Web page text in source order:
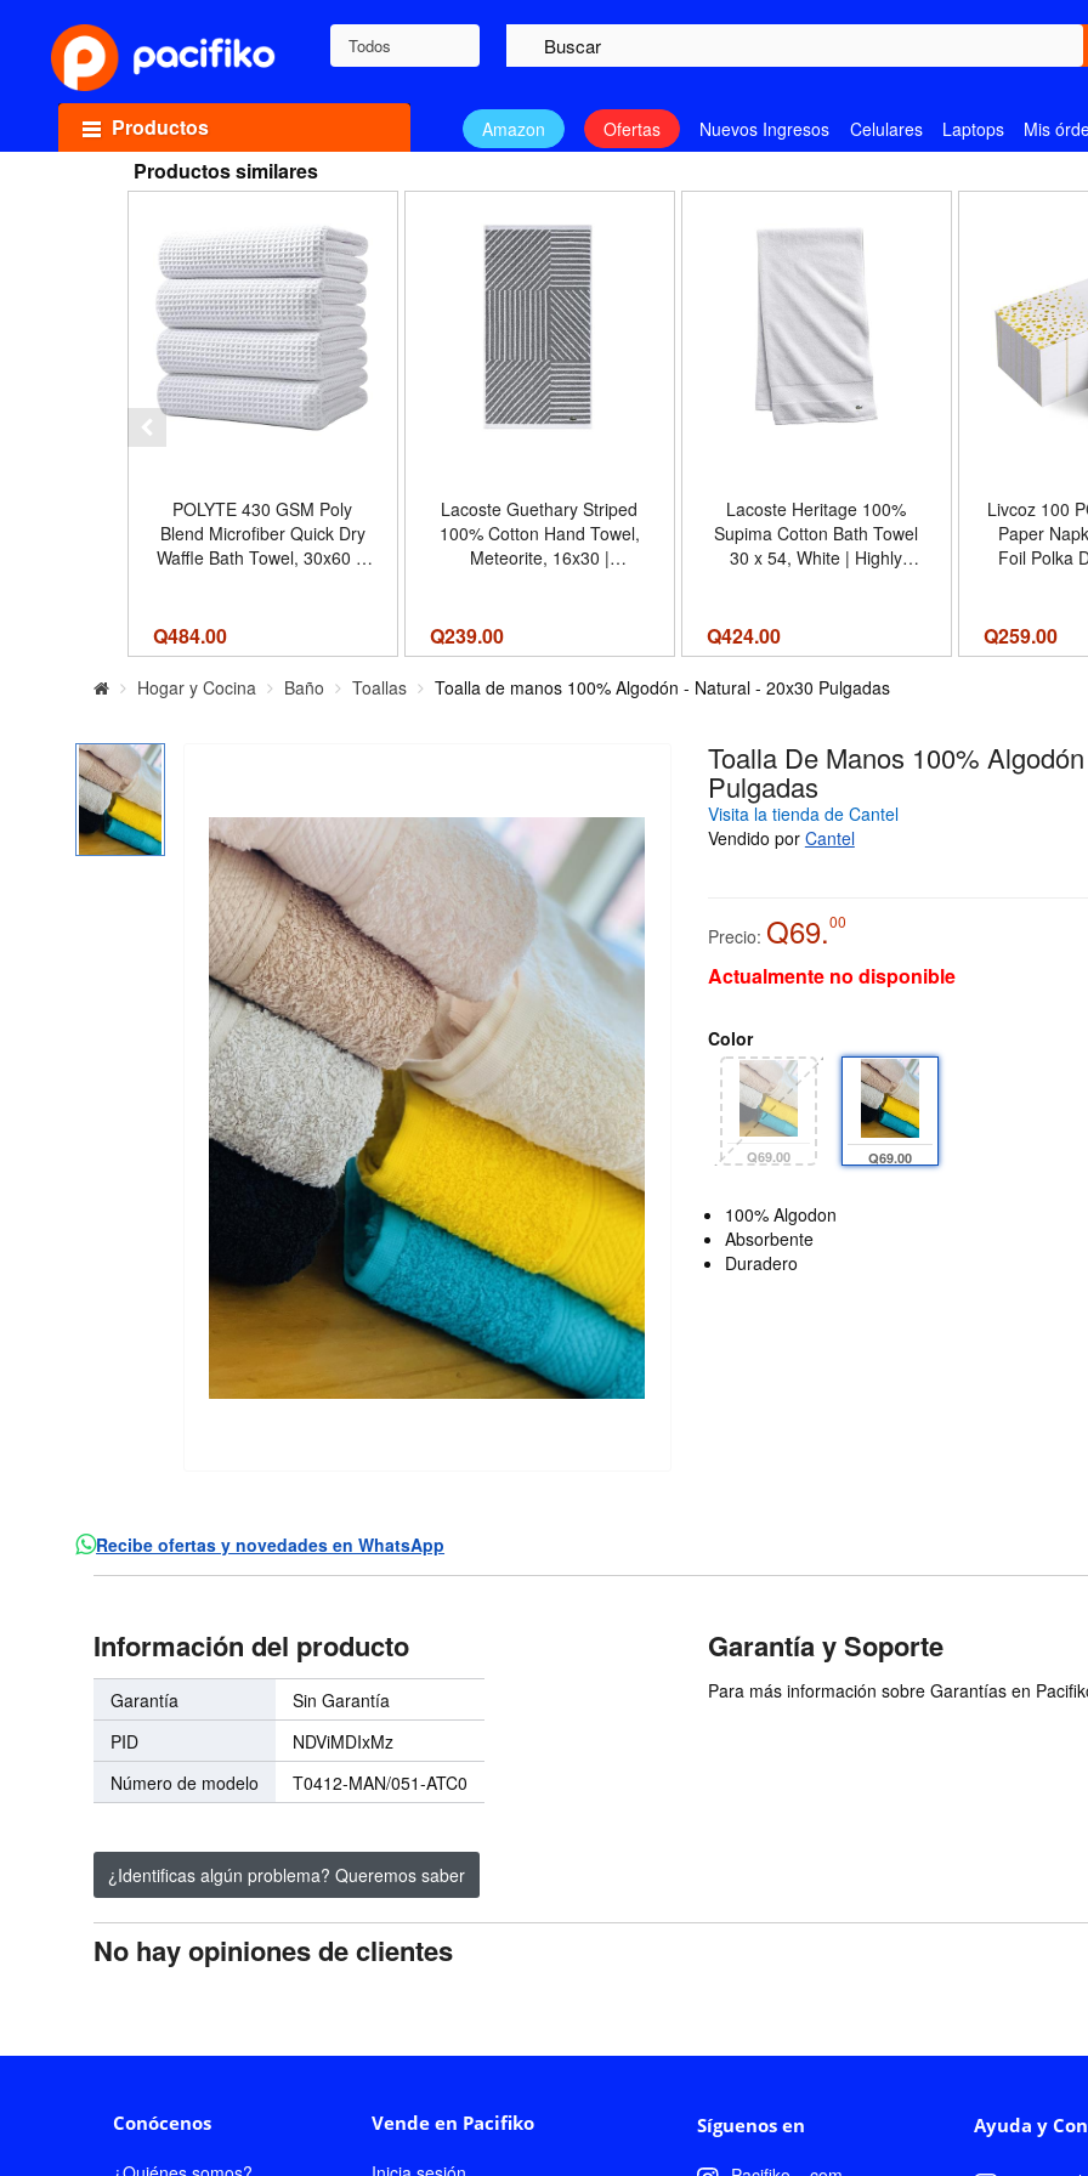
Todos
Productos Amazon Ofertas Nuevos Ingresos Celulares Laptops Mis
Productos similares
POLYTE 430 GSM Poly
Blend Microfiber Quick Dry
Waffle Bath Towel, 30x60 in
Q484.00
Lacoste Guethary Striped
100% Cotton Hand Towel,
Meteorite, 16x30 |
Absorbent, Durable
Lightweight, Machine
Washable, Oeko-Tex
Certified - Color Meteorite -
Q239.00
Lacoste Heritage 100%
Supima Cotton Bath Towel
30 x 54, White | Highly
Bathroom Essential, Gift for
All Occasions, Machine
Washable - Color White -
Tamaño Bath Towel 30x54
Q424.00
Livcoz 100
Paper
Foil Polka
Guest
Dinning
Q259.00
Hogar y Cocina Baño Toallas Toalla de manos 100% Algodón - Natural - 20x30 Pulgadas
Toalla De Manos 100%
Pulgadas
Visita la tienda de Cantel
Vendido por Cantel
Precio: Q69.00
Actualmente no disponible
Color
Q69.00 Q69.00
100% Algodon
Absorbente
Duradero
Recibe ofertas y novedades en WhatsApp
Información del producto
Garantía
Sin Garantía
PID
NDViMDIxMz
Número de modelo
T0412-MAN/051-ATC0
Garantía y Soporte
Para más información sobre Garantías en
¿Identificas algún problema? Queremos saber
No hay opiniones de clientes
Conócenos Vende en Pacifiko Síguenos en Ayuda y